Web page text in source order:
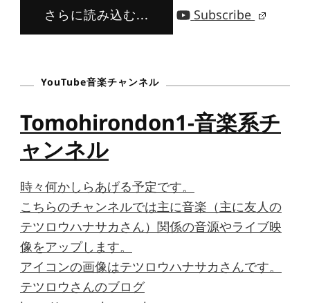
さらに読み込む... Subscribe
YouTube音楽チャンネル
Tomohirondon1-音楽系チ
ャンネル
時々何かしらあげる予定です。
こちらのチャンネルでは主に音楽（主に友人の
テツロウハナサカさん）関係の音源やライブ映
像をアップします。
アイコンの画像はテツロウハナサカさんです。
テツロウさんのブログ